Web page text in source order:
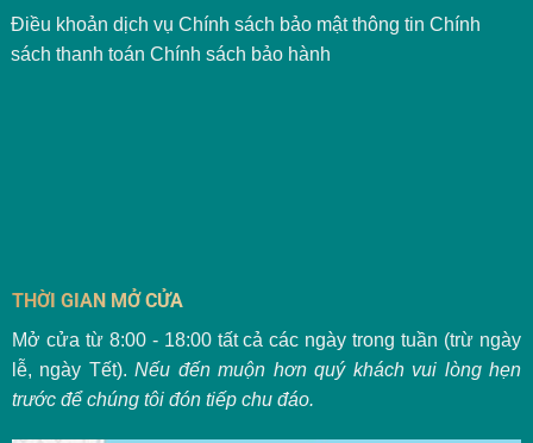
Điều khoản dịch vụ Chính sách bảo mật thông tin Chính
sách thanh toán Chính sách bảo hành
THỜI GIAN MỞ CỬA
Mở cửa từ 8:00 - 18:00 tất cả các ngày trong tuần (trừ ngày
lễ, ngày Tết).Nếu đến muộn hơn quý khách vui lòng hẹn
trước để chúng tôi đón tiếp chu đáo.